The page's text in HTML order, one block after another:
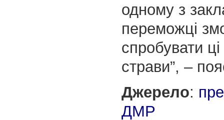
одному з
переможці
спробувати
страви”, –
Джерело:
ДМР